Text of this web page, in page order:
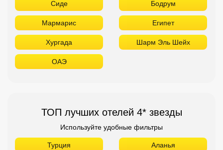
ТОП лучших отелей 4* звезды
Используйте удобные фильтры
Турция
Хургада Шарм Эль Шейх
ОАЭ Абу Даби